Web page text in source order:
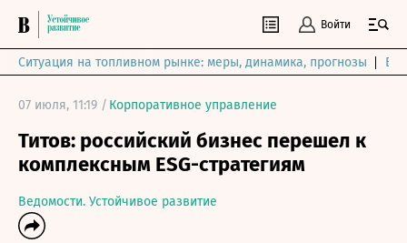
Войти
Ситуация на топливном рынке: меры, динамика, прогнозы
07 июля, 11:19 / Корпоративное управление
Титов: российский бизнес перешел к
комплексным ESG-стратегиям
Ведомости. Устойчивое развитие